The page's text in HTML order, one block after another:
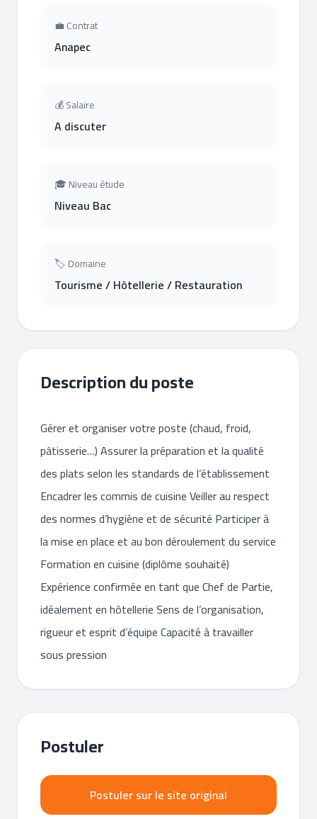
💼 Contrat
Anapec
💰 Salaire
A discuter
🎓 Niveau étude
Niveau Bac
🏷 Domaine
Tourisme / Hôtellerie / Restauration
Description du poste
Gérer et organiser votre poste (chaud, froid,
pâtisserie…) Assurer la préparation et la qualité
des plats selon les standards de l’établissement
Encadrer les commis de cuisine Veiller au respect
des normes d’hygiène et de sécurité Participer à
la mise en place et au bon déroulement du service
Formation en cuisine (diplôme souhaité)
Expérience confirmée en tant que Chef de Partie,
idéalement en hôtellerie Sens de l’organisation,
rigueur et esprit d’équipe Capacité à travailler
sous pression
Postuler
Postuler sur le site original